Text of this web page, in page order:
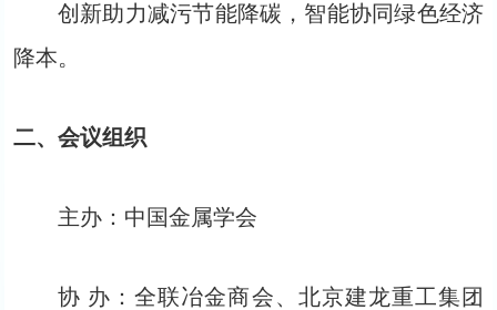
创新助力减污节能降碳，智能协同绿色经济
降本。
二、会议组织
主办：中国金属学会
协 办：全联冶金商会、北京建龙重工集团